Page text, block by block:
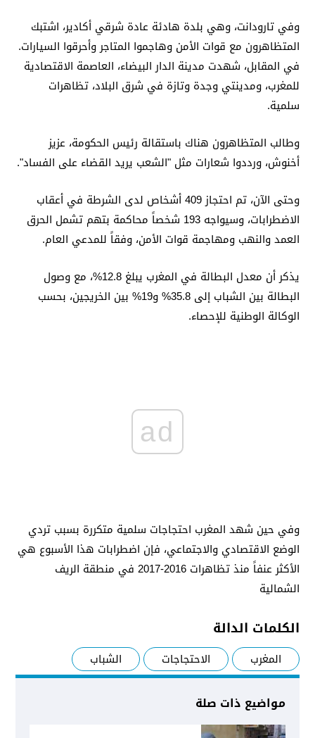
وفي تارودانت، وهي بلدة هادئة عادة شرقي أكادير، اشتبك
المتظاهرون مع قوات الأمن وهاجموا المتاجر وأحرقوا السيارات.
في المقابل، شهدت مدينة الدار البيضاء، العاصمة الاقتصادية
للمغرب، ومدينتي وجدة وتازة في شرق البلاد، تظاهرات
سلمية.
وطالب المتظاهرون هناك باستقالة رئيس الحكومة، عزيز
أخنوش، ورددوا شعارات مثل "الشعب يريد القضاء على الفساد".
وحتى الآن، تم احتجاز 409 أشخاص لدى الشرطة في أعقاب
الاضطرابات، وسيواجه 193 شخصاً محاكمة بتهم تشمل الحرق
العمد والنهب ومهاجمة قوات الأمن، وفقاً للمدعي العام.
يذكر أن معدل البطالة في المغرب يبلغ 12.8%، مع وصول
البطالة بين الشباب إلى 35.8% و19% بين الخريجين، بحسب
الوكالة الوطنية للإحصاء.
ad
وفي حين شهد المغرب احتجاجات سلمية متكررة بسبب تردي
الوضع الاقتصادي والاجتماعي، فإن اضطرابات هذا الأسبوع هي
الأكثر عنفاً منذ تظاهرات 2016-2017 في منطقة الريف
الشمالية
الكلمات الدالة
المغرب الاحتجاجات الشباب
مواضيع ذات صلة